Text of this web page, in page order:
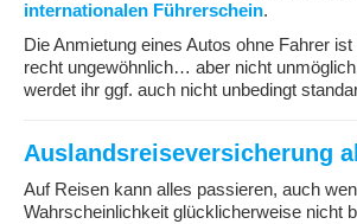
internationalen Führerschein.
Die Anmietung eines Autos ohne Fahrer
recht ungewöhnlich… aber nicht
werdet ihr ggf. auch nicht unbedingt
Auslandsreiseversicherung
Auf Reisen kann alles passieren, auch
Wahrscheinlichkeit glücklicherweise nicht